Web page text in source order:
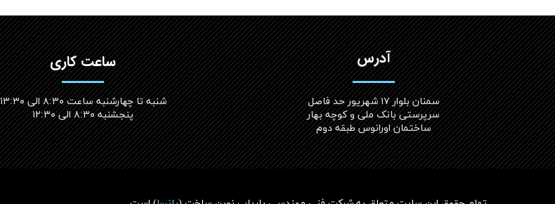
آدرس
سمنان بلوار ۱۷ شهریور حد فاصل
سرپرستی بانک ملی و کوچه بهار
ساختمان اورانوس طبقه دوم
ساعت کاری
شنبه تا چهارشنبه ساعت ۸:۳۰ الی ۱۳:۳۰
پنجشنبه ۸:۳۰ الی ۱۲:۳۰​​​​​​​